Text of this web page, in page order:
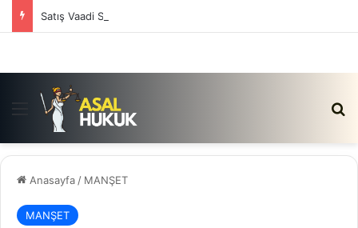
Satış Vaadi Sözleşmesi İptali Nedir?
Menü
Anasayfa / MANŞET
MANŞET